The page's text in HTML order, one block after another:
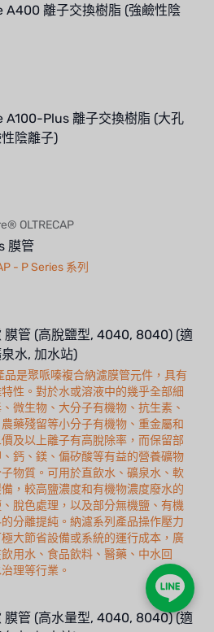
A400 離子交換樹脂 (強鹼性陰
A100-Plus 離子交換樹脂 (大孔
陰離子)
OLTRECAP
膜管
- P Series 系列
膜管 (高脫鹽型, 4040, 8040) (適
水, 加水站)
品是聚哌嗪複合納濾膜管元件，具有
性。對於水或溶液中的幾乎全部細
微生物、大分子有機物、抗生素、
藥殘留等小分子有機物、重金屬和
及以上離子有高脫除率，而保留部
鈣、鎂、偏矽酸等有益的營養礦物
物質。可用於直飲水、礦泉水、軟
，較高鹽濃度和有機物濃度廢水的
脫色處理，以及部分無機鹽、有機
分離提純。納濾系列產品操作壓力
大節省設備或系統的運行成本，廣
用水、食品飲料、醫藥、中水回
理等行業。
膜管 (高水量型, 4040, 8040) (適